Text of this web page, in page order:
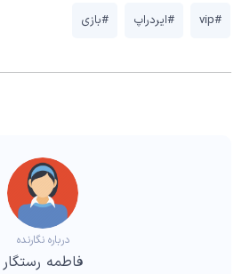
#vip #ایردراپ #بازی
درباره نگارنده
فاطمه رستگار